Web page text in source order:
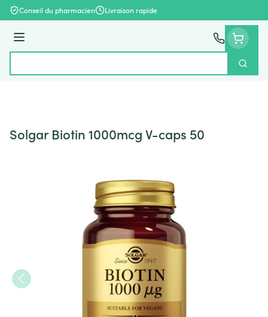
Aller au contenu
Conseil du pharmacien Livraison rapide
Menu
Solgar Biotin 1000mcg V-caps 50